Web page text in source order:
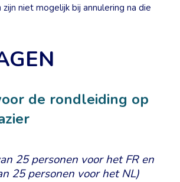
niet mogelijk bij annulering na die
de rondleiding op
25 personen voor het FR en
25 personen voor het NL)